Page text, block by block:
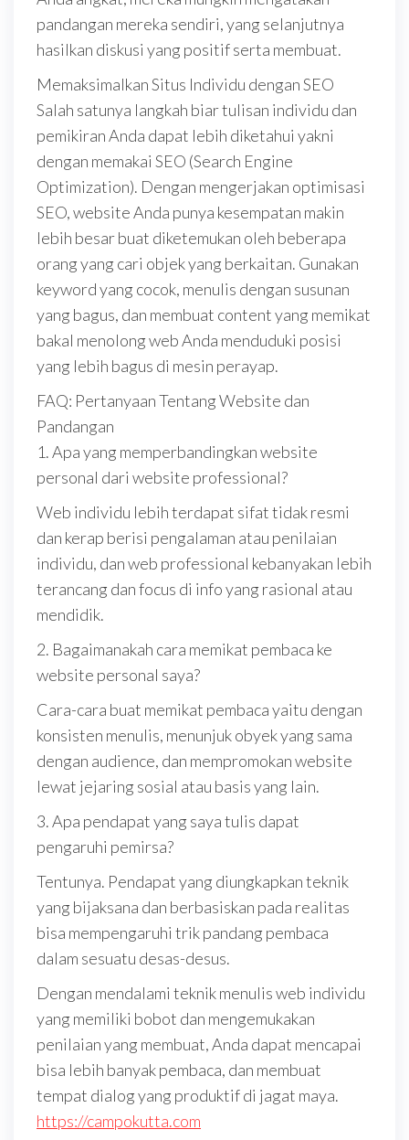
pandangan mereka sendiri, yang selanjutnya
hasilkan diskusi yang positif serta membuat.
Memaksimalkan Situs Individu dengan SEO
Salah satunya langkah biar tulisan individu dan
pemikiran Anda dapat lebih diketahui yakni
dengan memakai SEO (Search Engine
Optimization). Dengan mengerjakan optimisasi
SEO, website Anda punya kesempatan makin
lebih besar buat diketemukan oleh beberapa
orang yang cari objek yang berkaitan. Gunakan
keyword yang cocok, menulis dengan susunan
yang bagus, dan membuat content yang memikat
bakal menolong web Anda menduduki posisi
yang lebih bagus di mesin perayap.
FAQ: Pertanyaan Tentang Website dan
Pandangan
1. Apa yang memperbandingkan website
personal dari website professional?
Web individu lebih terdapat sifat tidak resmi
dan kerap berisi pengalaman atau penilaian
individu, dan web professional kebanyakan lebih
terancang dan focus di info yang rasional atau
mendidik.
2. Bagaimanakah cara memikat pembaca ke
website personal saya?
Cara-cara buat memikat pembaca yaitu dengan
konsisten menulis, menunjuk obyek yang sama
dengan audience, dan mempromokan website
lewat jejaring sosial atau basis yang lain.
3. Apa pendapat yang saya tulis dapat
pengaruhi pemirsa?
Tentunya. Pendapat yang diungkapkan teknik
yang bijaksana dan berbasiskan pada realitas
bisa mempengaruhi trik pandang pembaca
dalam sesuatu desas-desus.
Dengan mendalami teknik menulis web individu
yang memiliki bobot dan mengemukakan
penilaian yang membuat, Anda dapat mencapai
bisa lebih banyak pembaca, dan membuat
tempat dialog yang produktif di jagat maya.
https://campokutta.com